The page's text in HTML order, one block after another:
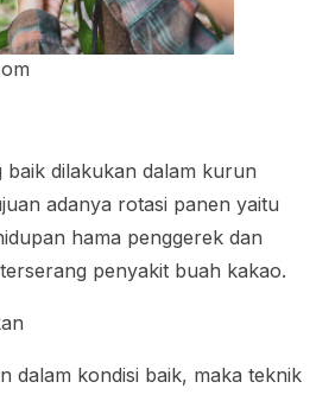
baik dilakukan dalam kurun
adanya rotasi panen yaitu
hama penggerek dan
penyakit buah kakao.
dalam kondisi baik, maka teknik